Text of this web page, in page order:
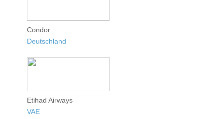
Condor
Deutschland
Etihad Airways
VAE